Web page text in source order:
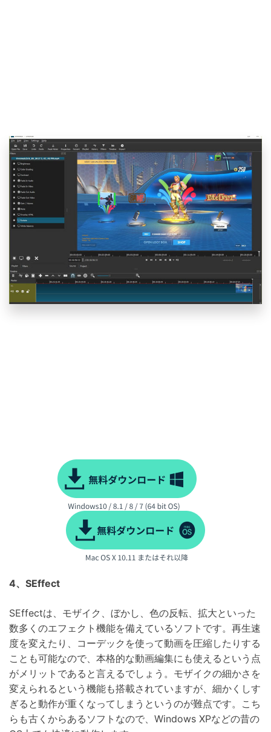
4、SEffect
SEffectは、モザイク、ぼかし、色の反転、拡大といった
数多くのエフェクト機能を備えているソフトです。再生速
度を変えたり、コーデックを使って動画を圧縮したりする
ことも可能なので、本格的な動画編集にも使えるという点
がメリットであると言えるでしょう。モザイクの細かさを
変えられるという機能も搭載されていますが、細かくしす
ぎると動作が重くなってしまうというのが難点です。こち
らも古くからあるソフトなので、Windows XPなどの昔の